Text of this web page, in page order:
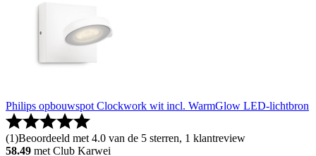
Philips opbouwspot Clockwork wit incl. WarmGlow LED-lichtbron
(1)Beoordeeld met 4.0 van de 5 sterren, 1 klantreview
58.49 met Club Karwei